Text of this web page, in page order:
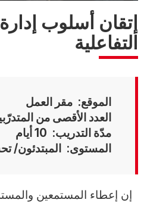
إتقان أسلوب
التفاعلية
الموقع
مقر العمل
العدد الأقصى من
مدّة التدريب
10 أيام
المستوى
المبتدئون/
Accroche
إن إعطاء المستمعين